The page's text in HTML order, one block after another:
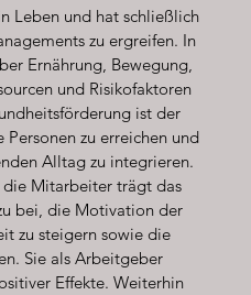
Leben und hat schließlich
zu ergreifen. In
Ernährung, Bewegung,
und Risikofaktoren
ist der
zu erreichen und
Alltag zu integrieren.
die Mitarbeiter trägt das
bei, die Motivation der
zu steigern sowie die
Sie als Arbeitgeber
Effekte. Weiterhin